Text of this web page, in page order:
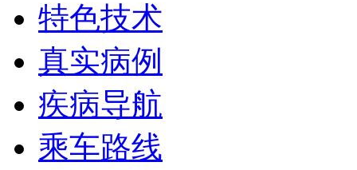
特色技术
真实病例
疾病导航
乘车路线